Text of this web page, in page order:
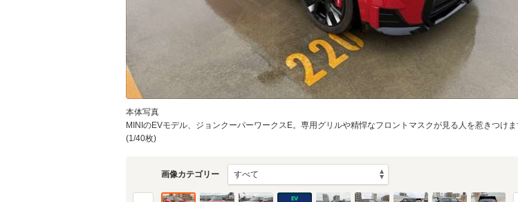
本体写真
MINIのEVモデル、ジョンクーパーワークスE。専用グリルや精悍なフロントマスクが見る人を惹きつけま
(1/40枚)
画像カテゴリー